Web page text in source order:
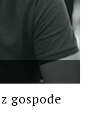
gospođe